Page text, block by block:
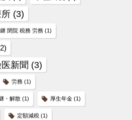
(3)
閉院 税務 労務 (1)
新聞 (3)
労務 (1)
・解散 (1) 厚生年金 (1)
定額減税 (1)